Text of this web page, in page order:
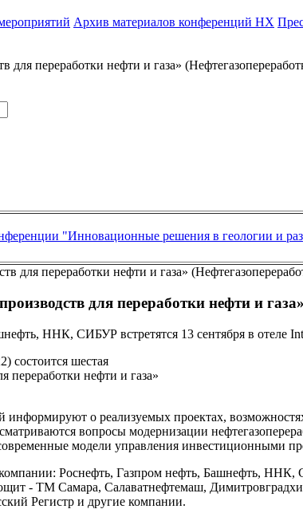
Архив материалов конференций НХ
переработки нефти и газа»
"Инновационные решения в геологии и
для переработки нефти и
ННК, СИБУР встретятся 13 сентября в отеле
состоится шестая
переработки нефти и газа»
о реализуемых проектах,
вопросы модернизации
модели управления инвестиционными
Роснефть, Газпром нефть, Башнефть,
- ТМ Самара, Салаватнефтемаш,
Регистр и другие компании.